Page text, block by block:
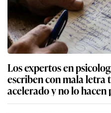
Los expertos en
escriben con mala letra
acelerado y no lo